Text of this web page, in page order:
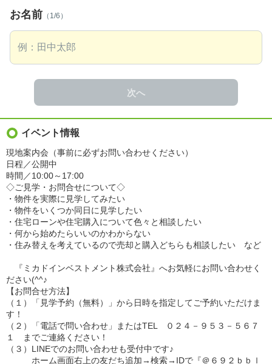
お名前 （1/6）
次へ
イベント情報
現地案内会（事前に必ずお問い合わせください）
日程／公開中
時間／10:00～17:00
◇ご見学・お問合せについて◇
・物件を実際に見学してみたい
・物件をいくつか同日に見学したい
・住宅ローンや住宅購入について色々と相談したい
・何から始めたらいいのかわからない
・住み替えを考えているので売却と購入どちらも相談したい など
『ミカドインベストメント株式会社』へお気軽にお問い合わせく
ださい(^^♪
【お問合せ方法】
（１）「見学予約（無料）」から日時を指定してご予約いただけま
す！
（２）「電話で問い合わせ」またはTEL ０２４－９５３－５６７
１ までご連絡ください！
（３）LINEでのお問い合わせも受付中です♪
ホーム画面右上の友だち追加→検索→IDで『＠６９２ｂｂｌ